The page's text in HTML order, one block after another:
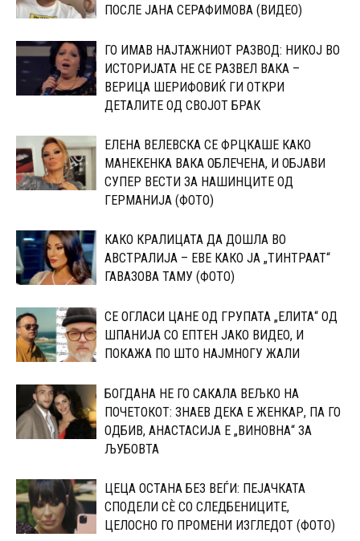
ПОСЛЕ ЈАНА СЕРАФИМОВА (ВИДЕО)
ГО ИМАВ НАЈТАЖНИОТ РАЗВОД: НИКОЈ ВО
ИСТОРИЈАТА НЕ СЕ РАЗВЕЛ ВАКА –
ВЕРИЦА ШЕРИФОВИЌ ГИ ОТКРИ
ДЕТАЛИТЕ ОД СВОЈОТ БРАК
ЕЛЕНА ВЕЛЕВСКА СЕ ФРЦКАШЕ КАКО
МАНЕКЕНКА ВАКА ОБЛЕЧЕНА, И ОБЈАВИ
СУПЕР ВЕСТИ ЗА НАШИНЦИТЕ ОД
ГЕРМАНИЈА (ФОТО)
КАКО КРАЛИЦАТА ДА ДОШЛА ВО
АВСТРАЛИЈА – ЕВЕ КАКО ЈА „ТИНТРААТ“
ГАВАЗОВА ТАМУ (ФОТО)
CЕ ОГЛАСИ ЦАНЕ ОД ГРУПАТА „ЕЛИТА“ ОД
ШПАНИЈА CО ЕПТЕН ЈАКО ВИДЕО, И
ПОКАЖА ПО ШТО НАЈМНОГУ ЖАЛИ
БОГДАНА НЕ ГО САКАЛА ВЕЉКО НА
ПОЧЕТОКОТ: 3НАЕВ ДЕКА Е ЖЕНКАР, ПА ГО
ОДБИВ, АНАСТАСИЈА Е „ВИНОВНА“ ЗА
ЉУБОВТА
ЦЕЦА ОСТАНА БЕЗ ВЕЃИ: ПЕЈАЧКАТА
СПОДЕЛИ СЀ СО CЛЕДБЕНИЦИТЕ,
ЦЕЛОСНО ГО ПРОМЕНИ ИЗГЛЕДОТ (ФОТО)